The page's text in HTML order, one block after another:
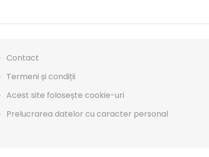
Contact
Termeni și condiții
Acest site folosește cookie-uri
Prelucrarea datelor cu caracter personal